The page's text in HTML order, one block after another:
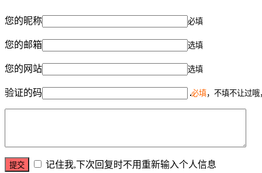
您的昵称 必填
您的邮箱 选填
您的网站 选填
验证的码 必填，不填不让过
记住我,下次回复时不用重新输入个人信息